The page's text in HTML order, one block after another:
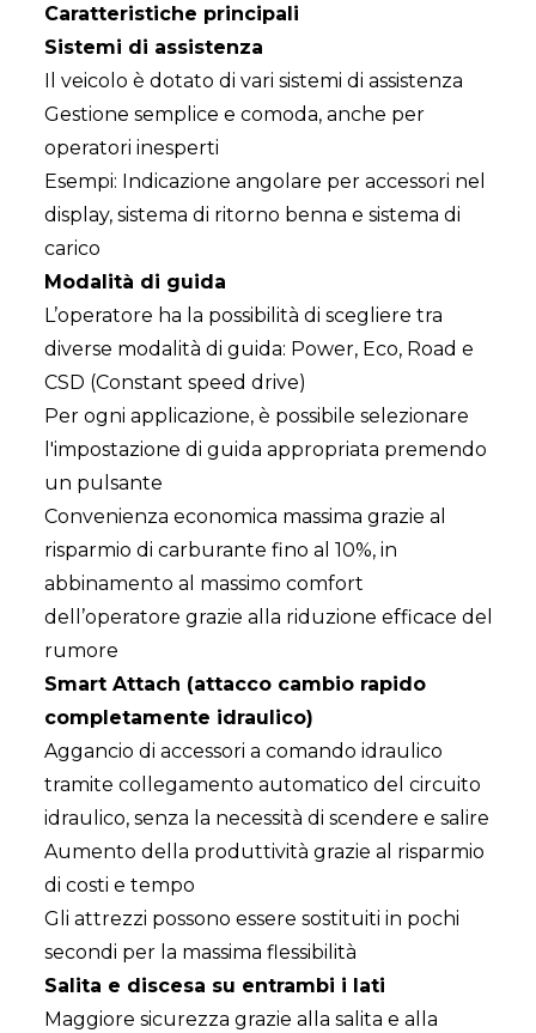
Caratteristiche principali
Sistemi di assistenza
Il veicolo è dotato di vari sistemi di assistenza
Gestione semplice e comoda, anche per
operatori inesperti
Esempi: Indicazione angolare per accessori nel
display, sistema di ritorno benna e sistema di
carico
Modalità di guida
L’operatore ha la possibilità di scegliere tra
diverse modalità di guida: Power, Eco, Road e
CSD (Constant speed drive)
Per ogni applicazione, è possibile selezionare
l'impostazione di guida appropriata premendo
un pulsante
Convenienza economica massima grazie al
risparmio di carburante fino al 10%, in
abbinamento al massimo comfort
dell’operatore grazie alla riduzione efficace del
rumore
Smart Attach (attacco cambio rapido
completamente idraulico)
Aggancio di accessori a comando idraulico
tramite collegamento automatico del circuito
idraulico, senza la necessità di scendere e salire
Aumento della produttività grazie al risparmio
di costi e tempo
Gli attrezzi possono essere sostituiti in pochi
secondi per la massima flessibilità
Salita e discesa su entrambi i lati
Maggiore sicurezza grazie alla salita e alla